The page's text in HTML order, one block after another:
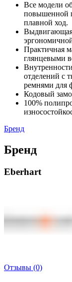
Все модели
повышенной
плавной ход.
Практичная
глянцевыми
отделений с
ремнями для
Кодовый
100%
Бренд
Бренд
Eberhart
Отзывы (0)